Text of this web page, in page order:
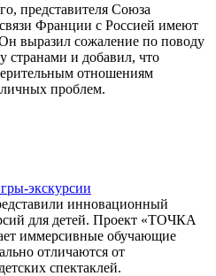
представителя Союза
Франции с Россией имеют
выразил сожаление по поводу
и добавил, что
отношениям
проблем.
экскурсии
инновационный
для детей. Проект «ТОЧКА
иммерсивные обучающие
отличаются от
спектаклей.